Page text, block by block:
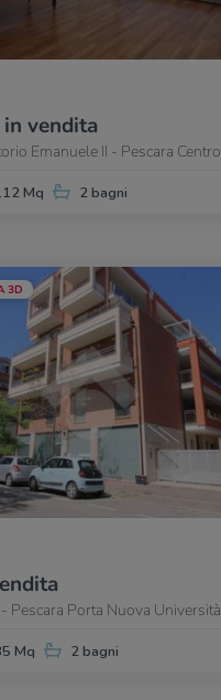
vendita
Emanuele II - Pescara Centro
Mq 2 bagni
3D
Pescara Porta Nuova Università
Mq 2 bagni